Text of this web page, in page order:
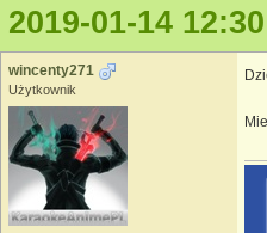
2019-01-14
wincenty271
Użytkownik